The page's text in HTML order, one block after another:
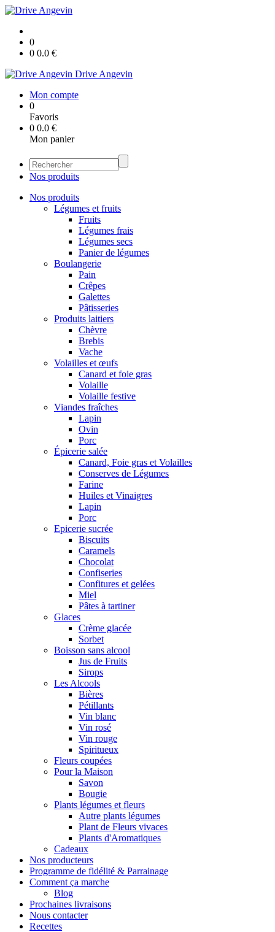
0
0 0.0 €
Drive Angevin
Mon compte
0
Favoris
0 0.0 €
Mon panier
Nos produits
Nos produits
Légumes et fruits
Fruits
Légumes frais
Légumes secs
Panier de légumes
Boulangerie
Pain
Crêpes
Galettes
Pâtisseries
Produits laitiers
Chèvre
Brebis
Vache
Volailles et œufs
Canard et foie gras
Volaille
Volaille festive
Viandes fraîches
Lapin
Ovin
Porc
Épicerie salée
Canard, Foie gras et Volailles
Conserves de Légumes
Farine
Huiles et Vinaigres
Lapin
Porc
Epicerie sucrée
Biscuits
Caramels
Chocolat
Confiseries
Confitures et gelées
Miel
Pâtes à tartiner
Glaces
Crème glacée
Sorbet
Boisson sans alcool
Jus de Fruits
Sirops
Les Alcools
Bières
Pétillants
Vin blanc
Vin rosé
Vin rouge
Spiritueux
Fleurs coupées
Pour la Maison
Savon
Bougie
Plants légumes et fleurs
Autre plants légumes
Plant de Fleurs vivaces
Plants d'Aromatiques
Cadeaux
Nos producteurs
Programme de fidélité & Parrainage
Comment ça marche
Blog
Prochaines livraisons
Nous contacter
Recettes